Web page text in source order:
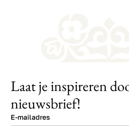
Laat je inspireren
nieuwsbrief!
E-mailadres